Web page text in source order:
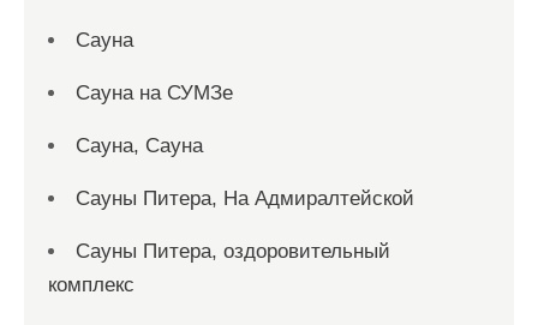
Сауна
Сауна на СУМЗе
Сауна, Сауна
Сауны Питера, На Адмиралтейской
Сауны Питера, оздоровительный
комплекс